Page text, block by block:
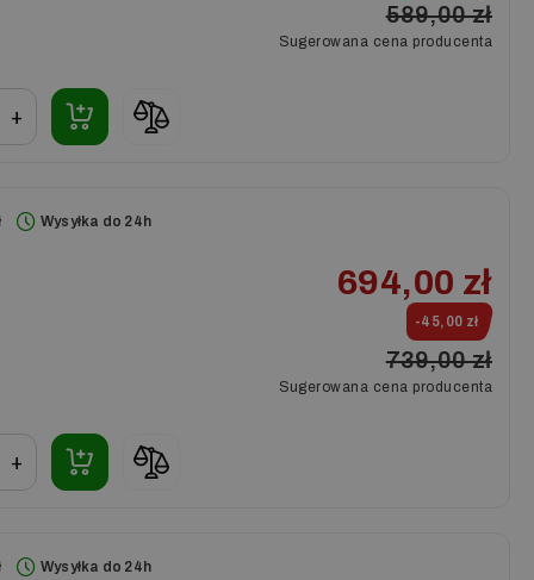
589,00 zł
Sugerowana cena producenta
+
Wysyłka do 24h
694,00 zł
-45,00 zł
739,00 zł
Sugerowana cena producenta
+
Wysyłka do 24h